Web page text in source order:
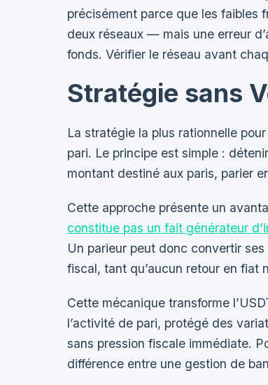
précisément parce que les faibles
deux réseaux — mais une erreur
fonds. Vérifier le réseau avant
Stratégie sans
La stratégie la plus rationnelle
pari. Le principe est simple :
montant destiné aux paris, parier
Cette approche présente un
constitue pas un fait générateur
Un parieur peut donc convertir
fiscal, tant qu’aucun retour en fiat
Cette mécanique transforme
l’activité de pari, protégé des
sans pression fiscale immédiate.
différence entre une gestion de